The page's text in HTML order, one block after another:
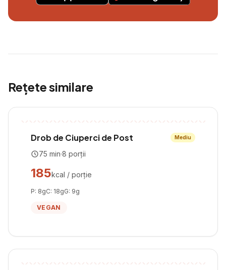
Rețete similare
Drob de Ciuperci de Post Mediu
75 min·8 porții
185kcal / porție
P: 8gC: 18gG: 9g
VEGAN